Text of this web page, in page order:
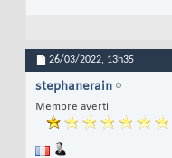
26/03/2022, 13h35
stephanerain
Membre averti